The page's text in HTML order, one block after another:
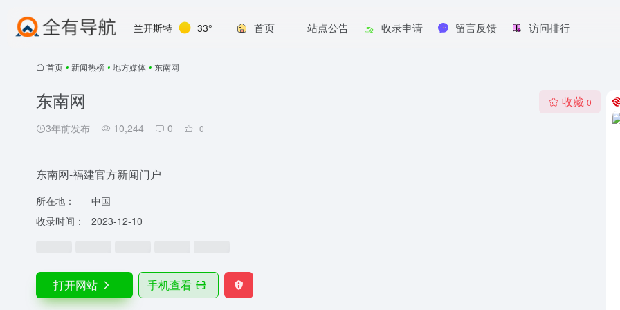
兰开斯特 33° 首页 站点公告 收录申请 留言反馈 访问排行
首页 • 新闻热榜 • 地方媒体 • 东南网
东南网
3年前发布 10,244 0 0
收藏 0
东南网-福建官方新闻门户
所在地：
中国
收录时间：
2023-12-10
打开网站 手机查看